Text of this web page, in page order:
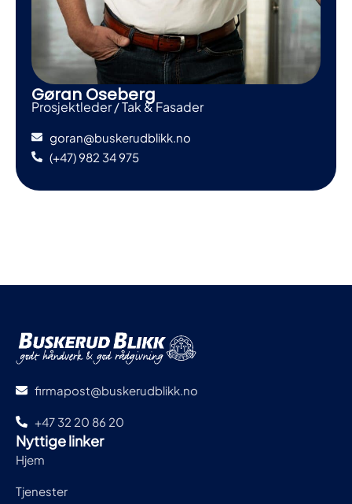
Gøran Oseberg
Prosjektleder / Tak & Fasader
goran@buskerudblikk.no
(+47) 982 34 975
firmapost@buskerudblikk.no
+47 32 20 86 20
Nyttige linker
Hjem
Tjenester